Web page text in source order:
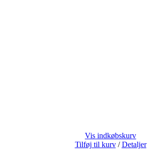
Vis indkøbskurv
Tilføj til kurv / Detaljer